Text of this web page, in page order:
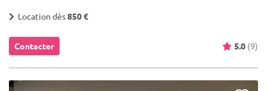
Location dès850 €
Contacter 5.0 (9)